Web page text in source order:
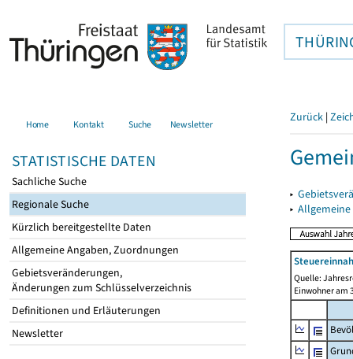
Home Kontakt Suche Newsletter
STATISTISCHE DATEN
Sachliche Suche
Regionale Suche
Kürzlich bereitgestellte Daten
Allgemeine Angaben, Zuordnungen
Gebietsveränderungen,
Änderungen zum Schlüsselverzeichnis
Definitionen und Erläuterungen
Newsletter
Zurück |
▸
▸
Quelle:
Einwohner am